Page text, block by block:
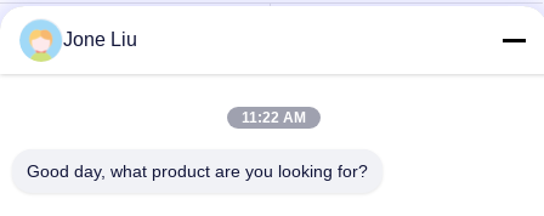
Luft-
Suspendierungs-
Reparatur-Set
Luft-Suspendierungs-
Schock
BENZluft-
Suspendierungs-Teile
Jone Liu
11:22 AM
Good day, what product are you looking for?